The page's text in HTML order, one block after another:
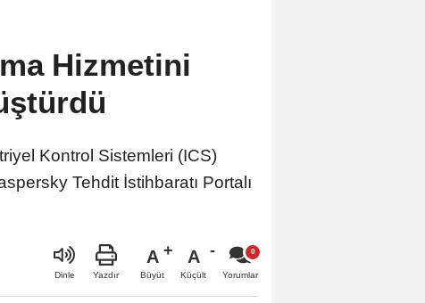
Hizmetini
Kontrol Sistemleri (ICS)
Tehdit İstihbaratı Portalı
Dinle Yazdır
A
Büyüt
A
Küçült Yorumlar